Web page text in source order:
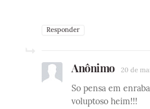
Responder
Anônimo 20 de
So pensa em
voluptoso heim!!!